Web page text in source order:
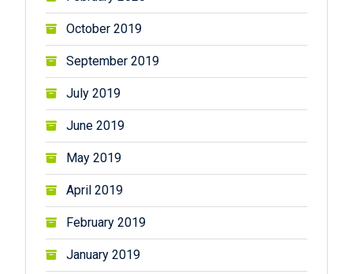
October 2019
September 2019
July 2019
June 2019
May 2019
April 2019
February 2019
January 2019